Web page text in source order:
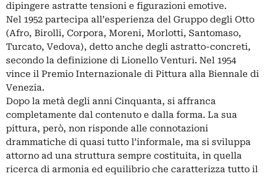
dipingere astratte tensioni e figurazioni emotive.
Nel 1952 partecipa all’esperienza del Gruppo degli Otto
(Afro, Birolli, Corpora, Moreni, Morlotti, Santomaso,
Turcato, Vedova), detto anche degli astratto-concreti,
secondo la definizione di Lionello Venturi. Nel 1954
vince il Premio Internazionale di Pittura alla Biennale di
Venezia.
Dopo la metà degli anni Cinquanta, si affranca
completamente dal contenuto e dalla forma. La sua
pittura, però, non risponde alle connotazioni
drammatiche di quasi tutto l’informale, ma si sviluppa
attorno ad una struttura sempre costituita, in quella
ricerca di armonia ed equilibrio che caratterizza tutto il